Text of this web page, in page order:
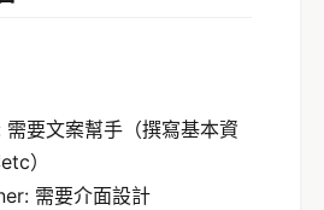
要文案幫手（撰寫基本資
）
需要介面設計